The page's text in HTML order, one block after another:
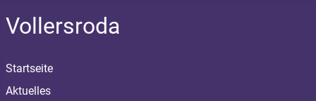
Vollersroda
Startseite
Aktuelles